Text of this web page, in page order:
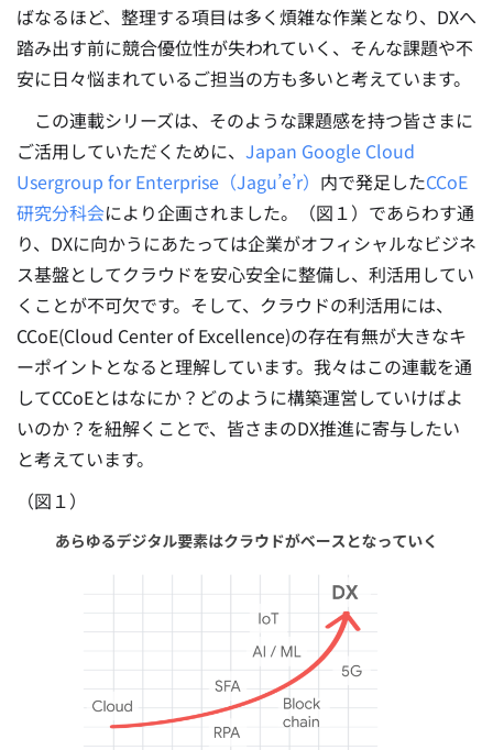
ばなるほど、整理する項目は多く煩雑な作業となり、DXへ
踏み出す前に競合優位性が失われていく、そんな課題や不
安に日々悩まれているご担当の方も多いと考えています。
この連載シリーズは、そのような課題感を持つ皆さまに
ご活用していただくために、 Japan Google Cloud
Usergroup for Enterprise（Jagu’e’r） 内で発足したCCoE
研究分科会により企画されました。（図１）であらわす通
り、DXに向かうにあたっては企業がオフィシャルなビジネ
ス基盤としてクラウドを安心安全に整備し、利活用してい
くことが不可欠です。そして、クラウドの利活用には、
CCoE(Cloud Center of Excellence)の存在有無が大きなキ
ーポイントとなると理解しています。我々はこの連載を通
してCCoEとはなにか？どのように構築運営していけばよ
いのか？を紐解くことで、皆さまのDX推進に寄与したい
と考えています。
（図１）